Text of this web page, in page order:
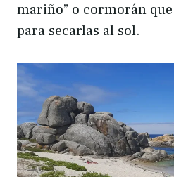
mariño” o cormorán
para secarlas al sol.